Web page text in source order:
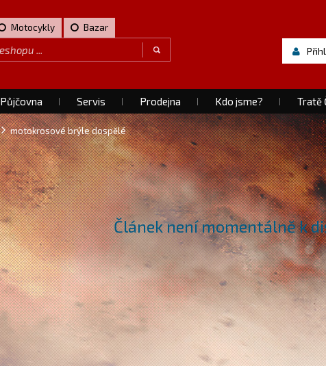
Motocykly Bazar
Půjčovna Servis Prodejna Kdo jsme? Tratě
motokrosové brýle dospělé
Článek není momentálně k